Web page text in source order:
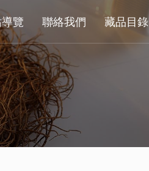
覽 聯絡我們 藏品目錄